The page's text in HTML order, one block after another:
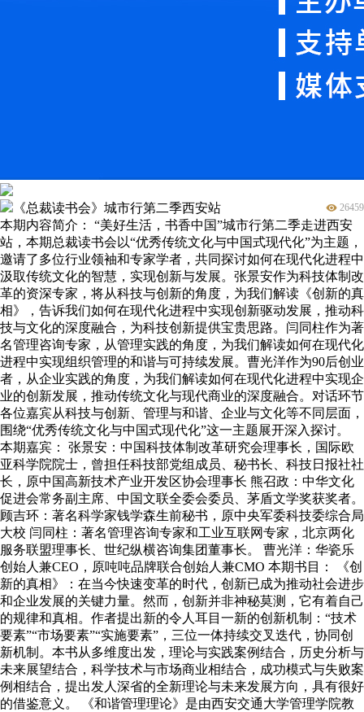
《总裁读书会》城市行第二季西安站 26459
本期内容简介： “美好生活，书香中国”城市行第二季走进西安
站，本期总裁读书会以“优秀传统文化与中国式现代化”为主题，
邀请了多位行业领袖和专家学者，共同探讨如何在现代化进程中
汲取传统文化的智慧，实现创新与发展。张景安作为科技体制改
革的资深专家，将从科技与创新的角度，为我们解读《创新的真
相》，告诉我们如何在现代化进程中实现创新驱动发展，推动科
技与文化的深度融合，为科技创新提供宝贵思路。闫同柱作为著
名管理咨询专家，从管理实践的角度，为我们解读如何在现代化
进程中实现组织管理的和谐与可持续发展。曹光洋作为90后创业
者，从企业实践的角度，为我们解读如何在现代化进程中实现企
业的创新发展，推动传统文化与现代商业的深度融合。对话环节
各位嘉宾从科技与创新、管理与和谐、企业与文化等不同层面，
围绕“优秀传统文化与中国式现代化”这一主题展开深入探讨。
本期嘉宾： 张景安：中国科技体制改革研究会理事长，国际欧
亚科学院院士，曾担任科技部党组成员、秘书长、科技日报社社
长，原中国高新技术产业开发区协会理事长 熊召政：中华文化
促进会常务副主席、中国文联全委会委员、茅盾文学奖获奖者。
顾吉环：著名科学家钱学森生前秘书，原中央军委科技委综合局
大校 闫同柱：著名管理咨询专家和工业互联网专家，北京两化
服务联盟理事长、世纪纵横咨询集团董事长。 曹光洋：华瓷乐
创始人兼CEO，原吨吨品牌联合创始人兼CMO 本期书目： 《创
新的真相》：在当今快速变革的时代，创新已成为推动社会进步
和企业发展的关键力量。然而，创新并非神秘莫测，它有着自己
的规律和真相。作者提出新的令人耳目一新的创新机制：“技术
要素”“市场要素”“实施要素”，三位一体持续交叉迭代，协同创
新机制。本书从多维度出发，理论与实践案例结合，历史分析与
未来展望结合，科学技术与市场商业相结合，成功模式与失败案
例相结合，提出发人深省的全新理论与未来发展方向，具有很好
的借鉴意义。 《和谐管理理论》是由西安交通大学管理学院教